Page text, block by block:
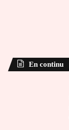
En continu